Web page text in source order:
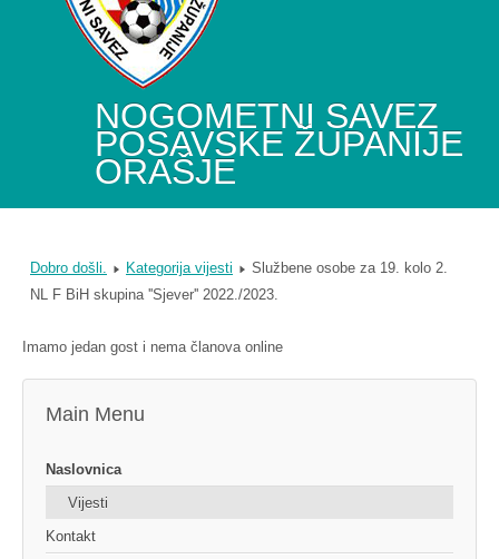
NOGOMETNI SAVEZ
POSAVSKE ŽUPANIJE
ORAŠJE
Dobro došli. Kategorija vijesti
Službene osobe za 19. kolo 2.
NL F BiH skupina ''Sjever'' 2022./2023.
Imamo jedan gost i nema članova online
Main Menu
Naslovnica
Vijesti
Kontakt